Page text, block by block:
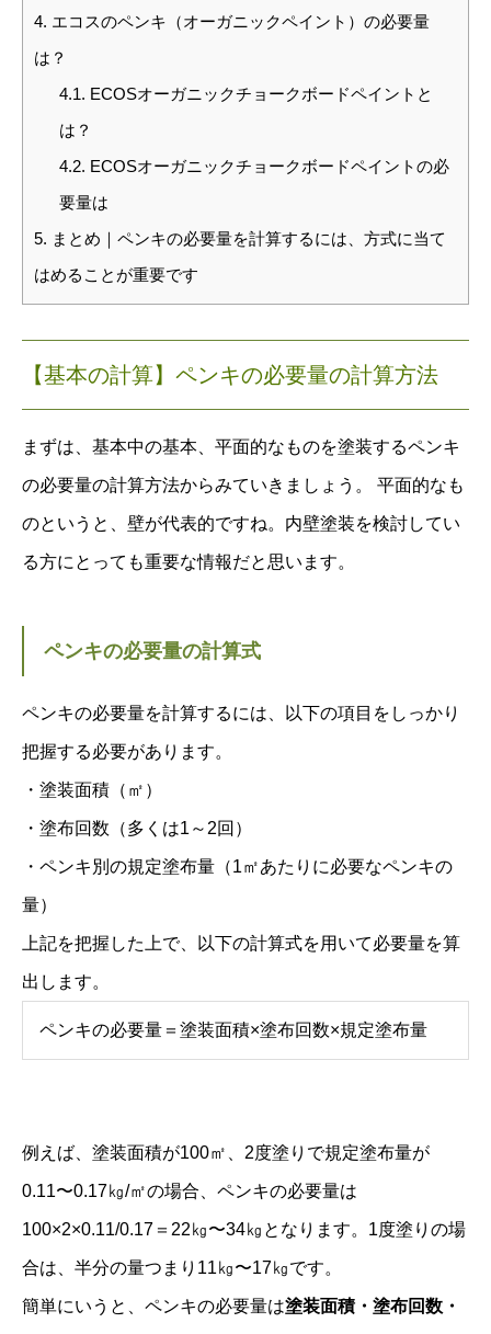
4. エコスのペンキ（オーガニックペイント）の必要量
は？
4.1. ECOSオーガニックチョークボードペイントと
は？
4.2. ECOSオーガニックチョークボードペイントの必
要量は
5. まとめ｜ペンキの必要量を計算するには、方式に当て
はめることが重要です
【基本の計算】ペンキの必要量の計算方法
まずは、基本中の基本、平面的なものを塗装するペンキ
の必要量の計算方法からみていきましょう。 平面的なも
のというと、壁が代表的ですね。内壁塗装を検討してい
る方にとっても重要な情報だと思います。
ペンキの必要量の計算式
ペンキの必要量を計算するには、以下の項目をしっかり
把握する必要があります。
・塗装面積（㎡）
・塗布回数（多くは1～2回）
・ペンキ別の規定塗布量（1㎡あたりに必要なペンキの
量）
上記を把握した上で、以下の計算式を用いて必要量を算
出します。
ペンキの必要量＝塗装面積×塗布回数×規定塗布量
例えば、塗装面積が100㎡、2度塗りで規定塗布量が
0.11〜0.17㎏/㎡の場合、ペンキの必要量は
100×2×0.11/0.17＝22㎏〜34㎏となります。1度塗りの場
合は、半分の量つまり11㎏〜17㎏です。
簡単にいうと、ペンキの必要量は塗装面積・塗布回数・